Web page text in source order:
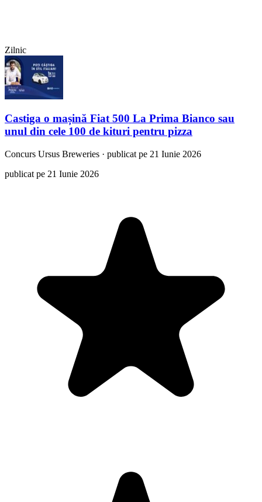
Zilnic
Castiga o mașină Fiat 500 La Prima Bianco sau
unul din cele 100 de kituri pentru pizza
Concurs Ursus Breweries · publicat pe 21 Iunie 2026
publicat pe 21 Iunie 2026